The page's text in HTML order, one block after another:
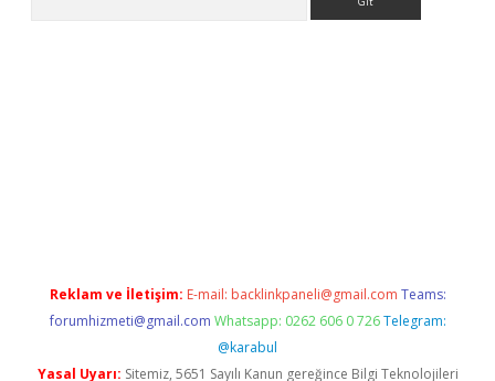
Reklam ve İletişim: E-mail: backlinkpaneli@gmail.com Teams:
forumhizmeti@gmail.com Whatsapp: 0262 606 0 726 Telegram:
@karabul
Yasal Uyarı: Sitemiz, 5651 Sayılı Kanun gereğince Bilgi Teknolojileri